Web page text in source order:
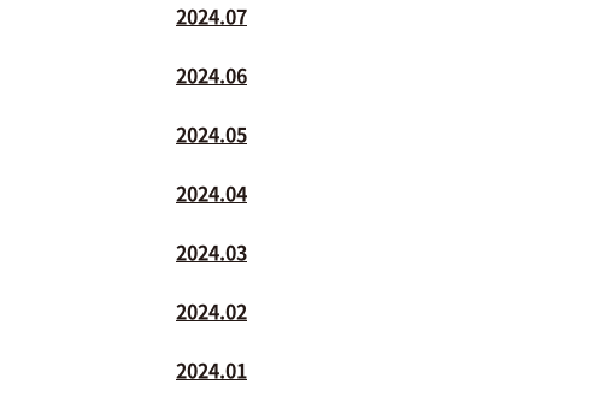
2024.07
2024.06
2024.05
2024.04
2024.03
2024.02
2024.01